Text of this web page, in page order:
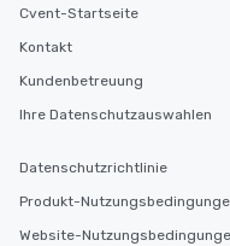
Cvent-Startseite
Kontakt
Kundenbetreuung
Ihre Datenschutzauswahlen
Datenschutzrichtlinie
Produkt-
Website-